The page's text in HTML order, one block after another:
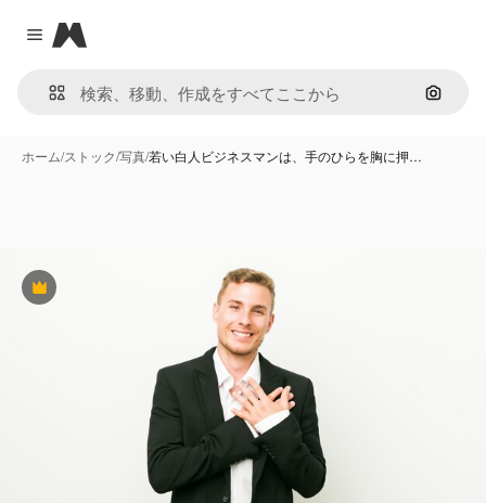
Close menu
Magnific
画像で
ホーム/ストック/写真/若い白人ビジネスマンは、手のひらを胸に押…
Premium